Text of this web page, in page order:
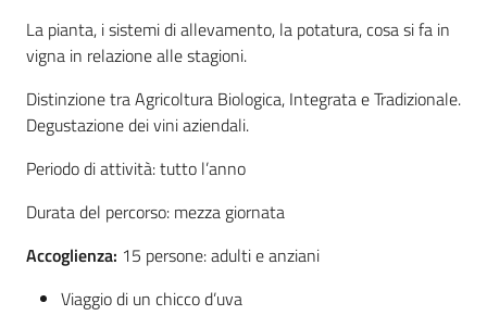
La pianta, i sistemi di allevamento, la potatura, cosa si fa in
vigna in relazione alle stagioni.
Distinzione tra Agricoltura Biologica, Integrata e Tradizionale.
Degustazione dei vini aziendali.
Periodo di attività: tutto l’anno
Durata del percorso: mezza giornata
Accoglienza: 15 persone: adulti e anziani
Viaggio di un chicco d’uva